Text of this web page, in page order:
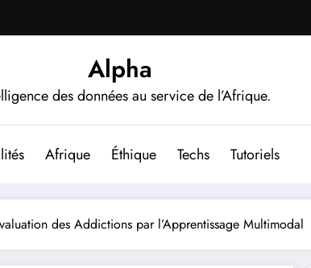
Alpha
des données au service de l’Afrique.
Afrique Éthique Techs Tutoriels
des Addictions par l’Apprentissage Multimodal